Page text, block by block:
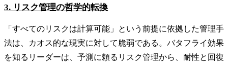
3. リスク管理の哲学的転換
「すべてのリスクは計算可能」という前提に依拠した管理手
法は、カオス的な現実に対して脆弱である。バタフライ効果
を知るリーダーは、予測に頼るリスク管理から、耐性と回復